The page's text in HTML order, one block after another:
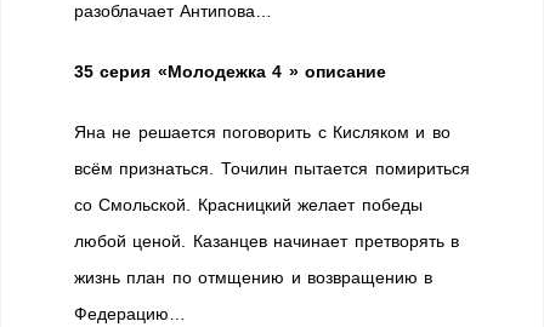
разоблачает Антипова…
35 серия «Молодежка 4 » описание
Яна не решается поговорить с Кисляком и во
всём признаться. Точилин пытается помириться
со Смольской. Красницкий желает победы
любой ценой. Казанцев начинает претворять в
жизнь план по отмщению и возвращению в
Федерацию…